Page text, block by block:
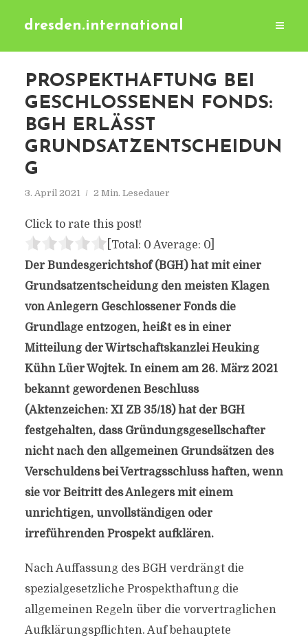
dresden.international
PROSPEKTHAFTUNG BEI
GESCHLOSSENEN FONDS:
BGH ERLÄSST
GRUNDSATZENTSCHEIDUN
G
3. April 2021 2 Min. Lesedauer
Click to rate this post!
[Total: 0 Average: 0]
Der Bundesgerichtshof (BGH) hat mit einer
Grundsatzentscheidung den meisten Klagen
von Anlegern Geschlossener Fonds die
Grundlage entzogen, heißt es in einer
Mitteilung der Wirtschaftskanzlei Heuking
Kühn Lüer Wojtek. In einem am 26. März 2021
bekannt gewordenen Beschluss
(Aktenzeichen: XI ZB 35/18) hat der BGH
festgehalten, dass Gründungsgesellschafter
nicht nach den allgemeinen Grundsätzen des
Verschuldens bei Vertragsschluss haften, wenn
sie vor Beitritt des Anlegers mit einem
unrichtigen, unvollständigen oder
irreführenden Prospekt aufklären.
Nach Auffassung des BGH verdrängt die
spezialgesetzliche Prospekthaftung die
allgemeinen Regeln über die vorvertraglichen
Aufklärungspflichten. Auf behauptete